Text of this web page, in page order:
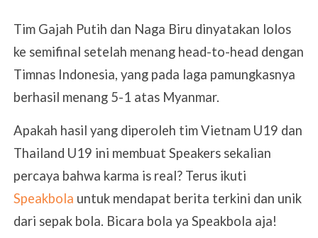
Tim Gajah Putih dan Naga Biru dinyatakan lolos
ke semifinal setelah menang head-to-head dengan
Timnas Indonesia, yang pada laga pamungkasnya
berhasil menang 5-1 atas Myanmar.
Apakah hasil yang diperoleh tim Vietnam U19 dan
Thailand U19 ini membuat Speakers sekalian
percaya bahwa karma is real? Terus ikuti
Speakbola untuk mendapat berita terkini dan unik
dari sepak bola. Bicara bola ya Speakbola aja!